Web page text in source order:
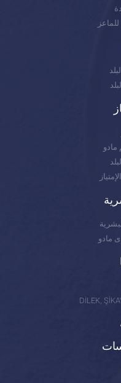
مادو
مادو
DİLEK,